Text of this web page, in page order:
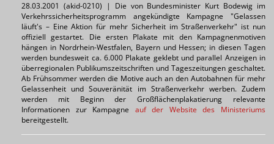
28.03.2001 (akid-0210) | Die von Bundesminister Kurt Bodewig im
Verkehrssicherheitsprogramm angekündigte Kampagne "Gelassen
läuft's – Eine Aktion für mehr Sicherheit im Straßenverkehr" ist nun
offiziell gestartet. Die ersten Plakate mit den Kampagnenmotiven
hängen in Nordrhein-Westfalen, Bayern und Hessen; in diesen Tagen
werden bundesweit ca. 6.000 Plakate geklebt und parallel Anzeigen in
überregionalen Publikumszeitschriften und Tageszeitungen geschaltet.
Ab Frühsommer werden die Motive auch an den Autobahnen für mehr
Gelassenheit und Souveränität im Straßenverkehr werben. Zudem
werden mit Beginn der Großflächenplakatierung relevante
Informationen zur Kampagne auf der Website des Ministeriums
bereitgestellt.